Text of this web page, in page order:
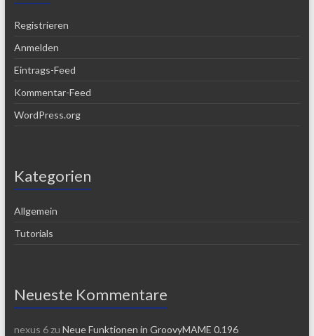
Registrieren
Anmelden
Eintrags-Feed
Kommentar-Feed
WordPress.org
Kategorien
Allgemein
Tutorials
Neueste Kommentare
nexus 6zu Neue Funktionen in GroovyMAME 0.196